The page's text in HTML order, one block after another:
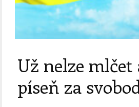
Už nelze mlčet
píseň za